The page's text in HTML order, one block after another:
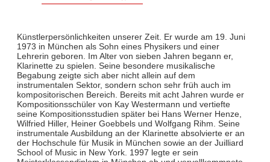
Künstlerpersönlichkeiten unserer Zeit. Er wurde am 19. Juni
1973 in München als Sohn eines Physikers und einer
Lehrerin geboren. Im Alter von sieben Jahren begann er,
Klarinette zu spielen. Seine besondere musikalische
Begabung zeigte sich aber nicht allein auf dem
instrumentalen Sektor, sondern schon sehr früh auch im
kompositorischen Bereich. Bereits mit acht Jahren wurde er
Kompositionsschüler von Kay Westermann und vertiefte
seine Kompositionsstudien später bei Hans Werner Henze,
Wilfried Hiller, Heiner Goebbels und Wolfgang Rihm. Seine
instrumentale Ausbildung an der Klarinette absolvierte er an
der Hochschule für Musik in München sowie an der Juilliard
School of Music in New York. 1997 legte er sein